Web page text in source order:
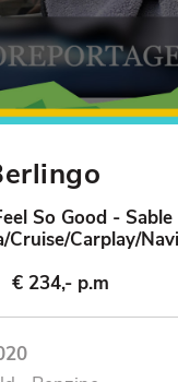
So Good -
Cruise/Carplay/
€ 234,- p.m